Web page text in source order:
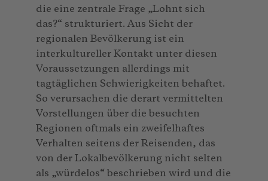
die eine zentrale Frage „Lohnt sich
das?“ strukturiert. Aus Sicht der
regionalen Bevölkerung ist ein
interkultureller Kontakt unter diesen
Voraussetzungen allerdings mit
tagtäglichen Schwierigkeiten behaftet.
So verursachen die derart vermittelten
Vorstellungen über die besuchten
Regionen oftmals ein zweifelhaftes
Verhalten seitens der Reisenden, das
von der Lokalbevölkerung nicht selten
als „würdelos“ beschrieben wird und die